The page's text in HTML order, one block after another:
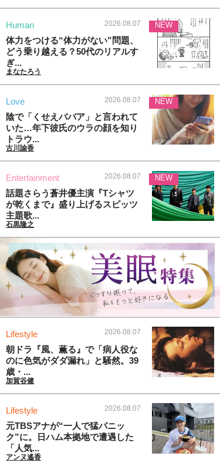
Human 2026.08.07
体力をつける“体力がない”問題、
どう乗り越える？50代のリアルす
ぎ...
まなたろう
NEW
Love 2026.08.07
陰で「くせえババア」と言われて
いた…年下彼氏のウラの顔を知り
トラウ...
古川諭香
NEW
Entertainment 2026.08.07
話題さらう蒼井優主演『Tシャツ
が乾くまで』盛り上げるスピッツ
主題歌...
石黒隆之
NEW
Lifestyle 2026.08.07
朝ドラ『風、薫る』で「病人役な
のに色気がダダ漏れ」と騒然。39
歳・...
加賀谷健
Lifestyle 2026.08.07
元TBSアナが“一人で猛パニッ
ク”に。日ハム本拠地で遭遇した
「人気...
アンヌ遙香